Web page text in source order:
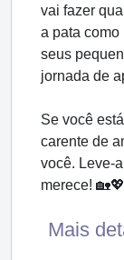
vai fazer
a pata como
seus
jornada de
Se você
carente de
você. Leve-
merece! 🏡💖
Mais